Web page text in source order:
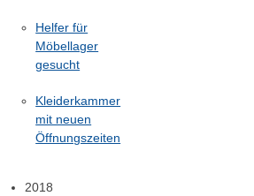
Helfer für
Möbellager
gesucht
Kleiderkammer
mit neuen
Öffnungszeiten
2018